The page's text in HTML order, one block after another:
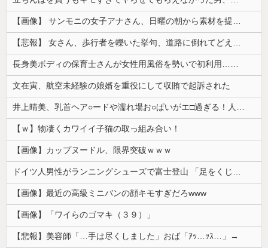
【画像】 サンモニの女子アナさん、日曜の朝から素材を提供してしまう
【悲報】 女さん、歩行者を轢いた挙句、道路に倒れてどえらいことになってしまうw w w w w w w
長身美ボディの保育士さんが女性用風俗を勢いで初利用…子供に絶対見せられないメスの顔でイキまくり。
文在寅、航空未経験の娘婿を重役にして収賄で起訴された
井上晴美、乳首ヘア○ードや濡れ場お○ぱいがエ□過ぎる！人生最後のラスト写真集、最高！！
【ｗ】物凄くカワイイ子猫の取っ組み合い！
【画像】カップヌードル、限界突破ｗｗｗ
ドイツ人男性がランニングシューズで富士登山 「足をくじいて動けない」
【画像】最近の高級ミニバンの顔キモすぎだろwww
【画像】「ワイらのゴマキ（３９）」
【悲報】美容師「…手は尽くしました」おば「ｱｯ…ｯｽ…」→